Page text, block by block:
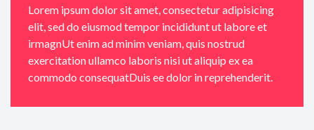
Lorem ipsum dolor sit amet, consectetur adipisicing
elit, sed do eiusmod tempor incididunt ut labore et
irmagnUt enim ad minim veniam, quis nostrud
exercitation ullamco laboris nisi ut aliquip ex ea
commodo consequatDuis ee dolor in reprehenderit.